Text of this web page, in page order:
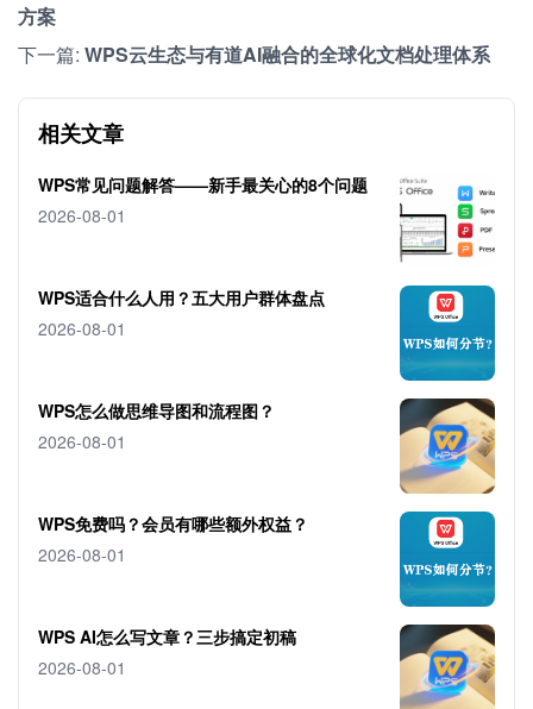
方案
下一篇: WPS云生态与有道AI融合的全球化文档处理体系
相关文章
WPS常见问题解答——新手最关心的8个问题
2026-08-01
WPS适合什么人用？五大用户群体盘点
2026-08-01
WPS怎么做思维导图和流程图？
2026-08-01
WPS免费吗？会员有哪些额外权益？
2026-08-01
WPS AI怎么写文章？三步搞定初稿
2026-08-01